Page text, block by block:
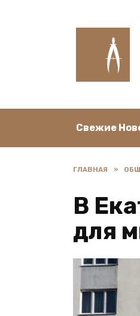
Свежие
ГЛАВНАЯ »
В
для